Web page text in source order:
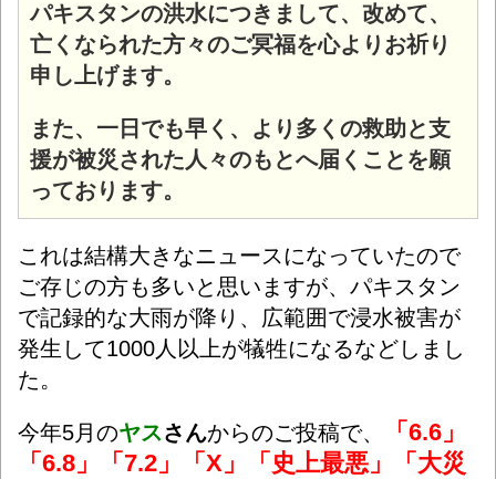
パキスタンの洪水につきまして、改めて、
亡くなられた方々のご冥福を心よりお祈り
申し上げます。
また、一日でも早く、より多くの救助と支
援が被災された人々のもとへ届くことを願
っております。
これは結構大きなニュースになっていたので
ご存じの方も多いと思いますが、パキスタン
で記録的な大雨が降り、広範囲で浸水被害が
発生して1000人以上が犠牲になるなどしまし
た。
今年5月のヤスさんからのご投稿で、
「6.6」
「6.8」「7.2」「X」「史上最悪」「大災